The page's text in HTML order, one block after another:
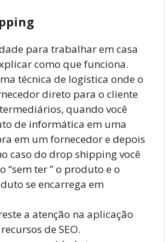
para trabalhar em casa
como que funciona.
técnica de logística onde o
direto para o cliente
quando você
de informática em uma
em um fornecedor e depois
caso do drop shipping você
“sem ter ” o produto e o
se encarrega em
a atenção na aplicação
de SEO.